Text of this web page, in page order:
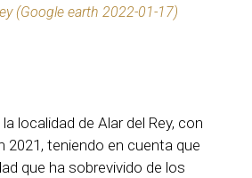
(Google earth 2022-01-17)
localidad de Alar del Rey, con
2021, teniendo en cuenta que
que ha sobrevivido de los